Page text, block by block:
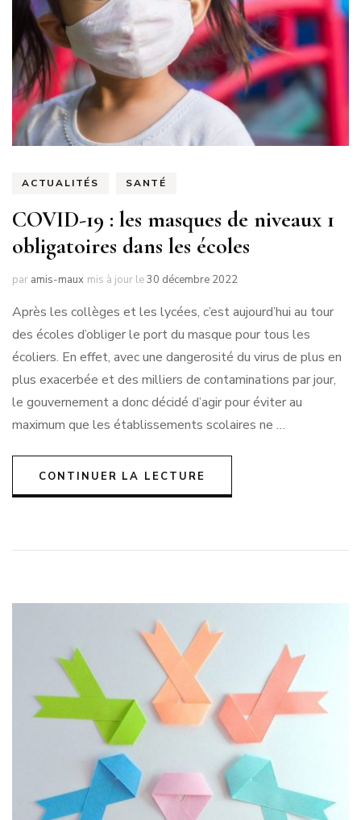
ACTUALITÉS SANTÉ
COVID-19 : les masques de niveaux 1
obligatoires dans les écoles
par amis-maux mis à jour le30 décembre 2022
Après les collèges et les lycées, c’est aujourd’hui au tour
des écoles d’obliger le port du masque pour tous les
écoliers. En effet, avec une dangerosité du virus de plus en
plus exacerbée et des milliers de contaminations par jour,
le gouvernement a donc décidé d’agir pour éviter au
maximum que les établissements scolaires ne …
CONTINUER LA LECTURE